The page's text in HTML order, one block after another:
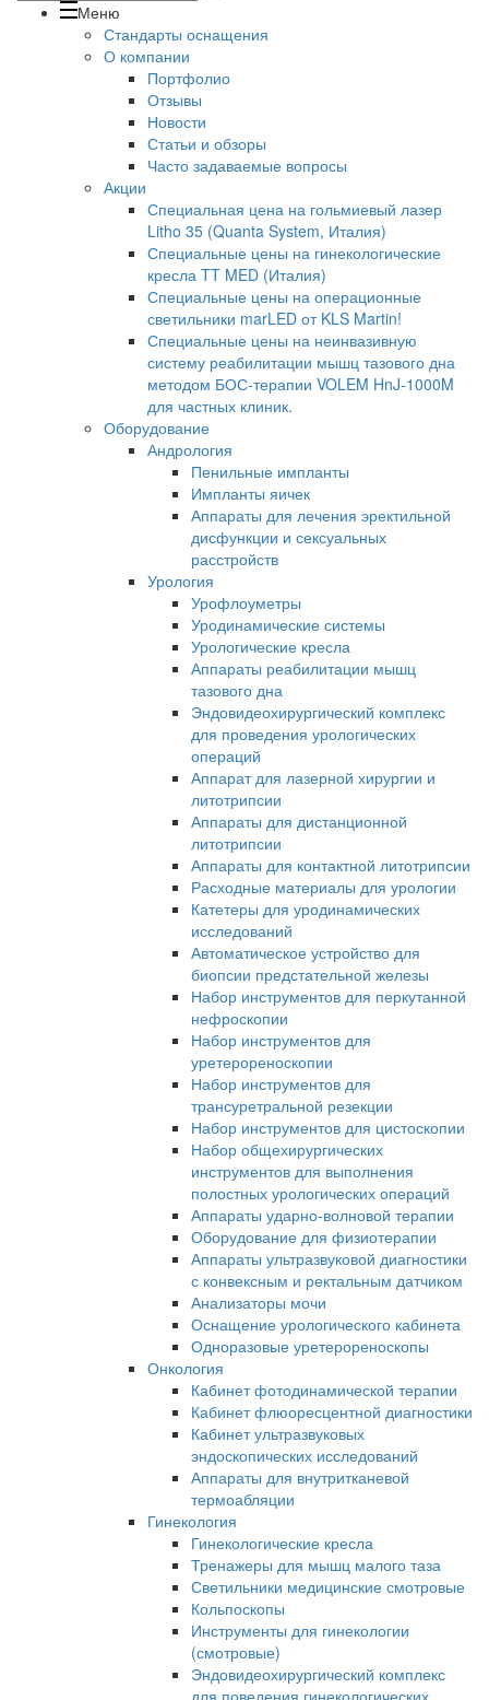
Меню
Стандарты оснащения
О компании
Портфолио
Отзывы
Новости
Статьи и обзоры
Часто задаваемые вопросы
Акции
Специальная цена на гольмиевый лазер
Litho 35 (Quanta System, Италия)
Специальные цены на гинекологические
кресла TT MED (Италия)
Специальные цены на операционные
светильники marLED от KLS Martin!
Специальные цены на неинвазивную
систему реабилитации мышц тазового дна
методом БОС-терапии VOLEM HnJ-1000M
для частных клиник.
Оборудование
Андрология
Пенильные импланты
Импланты яичек
Аппараты для лечения эректильной
дисфункции и сексуальных
расстройств
Урология
Урофлоуметры
Уродинамические системы
Урологические кресла
Аппараты реабилитации мышц
тазового дна
Эндовидеохирургический комплекс
для проведения урологических
операций
Аппарат для лазерной хирургии и
литотрипсии
Аппараты для дистанционной
литотрипсии
Аппараты для контактной литотрипсии
Расходные материалы для урологии
Катетеры для уродинамических
исследований
Автоматическое устройство для
биопсии предстательной железы
Набор инструментов для перкутанной
нефроскопии
Набор инструментов для
уретерореноскопии
Набор инструментов для
трансуретральной резекции
Набор инструментов для цистоскопии
Набор общехирургических
инструментов для выполнения
полостных урологических операций
Аппараты ударно-волновой терапии
Оборудование для физиотерапии
Аппараты ультразвуковой диагностики
с конвексным и ректальным датчиком
Анализаторы мочи
Оснащение урологического кабинета
Одноразовые уретерореноскопы
Онкология
Кабинет фотодинамической терапии
Кабинет флюоресцентной диагностики
Кабинет ультразвуковых
эндоскопических исследований
Аппараты для внутритканевой
термоабляции
Гинекология
Гинекологические кресла
Тренажеры для мышц малого таза
Светильники медицинские смотровые
Кольпоскопы
Инструменты для гинекологии
(смотровые)
Эндовидеохирургический комплекс